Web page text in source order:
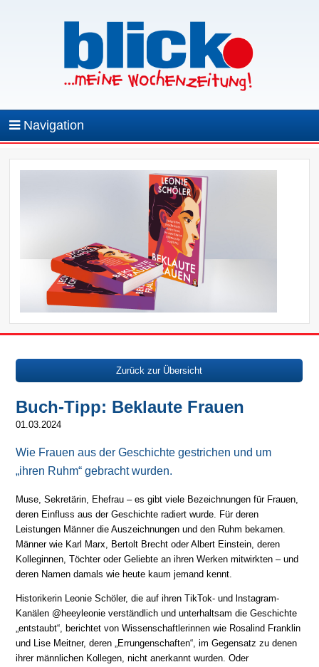
Navigation
Zurück zur Übersicht
Buch-Tipp: Beklaute Frauen
01.03.2024
Wie Frauen aus der Geschichte gestrichen und um
„ihren Ruhm“ gebracht wurden.
Muse, Sekretärin, Ehefrau – es gibt viele Bezeichnungen für Frauen,
deren Einfluss aus der Geschichte radiert wurde. Für deren
Leistungen Männer die Auszeichnungen und den Ruhm bekamen.
Männer wie Karl Marx, Bertolt Brecht oder Albert Einstein, deren
Kolleginnen, Töchter oder Geliebte an ihren Werken mitwirkten – und
deren Namen damals wie heute kaum jemand kennt.
Historikerin Leonie Schöler, die auf ihren TikTok- und lnstagram-
Kanälen @heeyleonie verständlich und unterhaltsam die Geschichte
„entstaubt“, berichtet von Wissenschaftlerinnen wie Rosalind Franklin
und Lise Meitner, deren „Errungenschaften“, im Gegensatz zu denen
ihrer männlichen Kollegen, nicht anerkannt wurden. Oder